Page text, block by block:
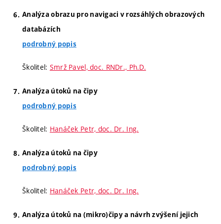
Analýza obrazu pro navigaci v rozsáhlých obrazových
databázích
podrobný popis
Školitel: Smrž Pavel, doc. RNDr., Ph.D.
Analýza útoků na čipy
podrobný popis
Školitel: Hanáček Petr, doc. Dr. Ing.
Analýza útoků na čipy
podrobný popis
Školitel: Hanáček Petr, doc. Dr. Ing.
Analýza útoků na (mikro)čipy a návrh zvýšení jejich